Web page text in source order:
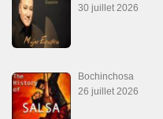
30 juillet 2026
Bochinchosa
26 juillet 2026